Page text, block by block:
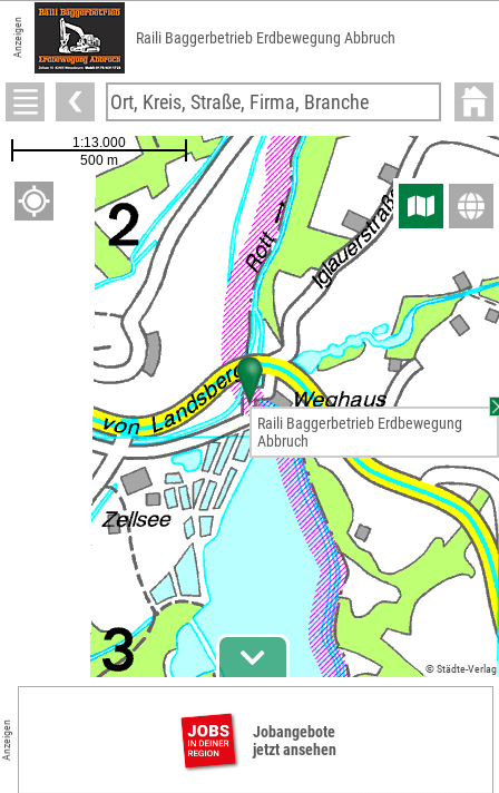
Anzeigen Raili Baggerbetrieb Erdbewegung Abbruch
© Städte-Verlag
Raili Baggerbetrieb Erdbewegung
Abbruch
Anzeigen
Jobangebote
jetzt ansehen